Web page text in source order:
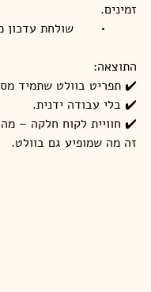
זמינים.
התוצאה:
✔️ תפריט בוולט שתמיד
✔️ בלי עבודה ידנית.
✔️ חוויית לקוח חלקה –
זה מה שמופיע גם בוולט.